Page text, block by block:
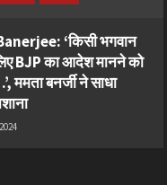
‘किसी भगवान
BJP का आदेश मानने को
ममता बनर्जी ने साधा